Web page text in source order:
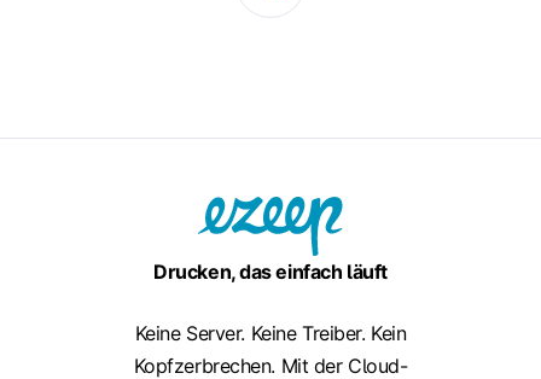
Drucken, das einfach läuft
Keine Server. Keine Treiber. Kein
Kopfzerbrechen. Mit der Cloud-